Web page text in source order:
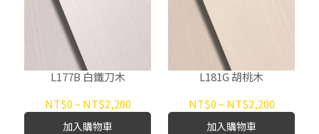
L177B 白鐵刀木
NT$0~NT$2,200
加入購物車
L181G 胡桃木
NT$0~NT$2,200
加入購物車